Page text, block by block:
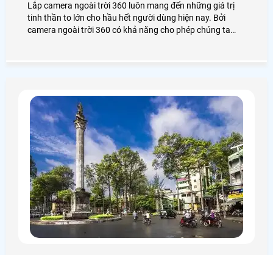
Lắp camera ngoài trời 360 luôn mang đến những giá trị
tinh thần to lớn cho hầu hết người dùng hiện nay. Bởi
camera ngoài trời 360 có khả năng cho phép chúng ta